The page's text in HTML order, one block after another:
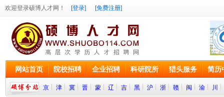
欢迎登录硕博人才网！ [登录] [免费注册]
网站首页 院校招聘 企业招聘 科研院所 猎头服务 简历
京 津 冀 晋 蒙 辽 吉 黑 沪 浙 赣 闽 渝 川